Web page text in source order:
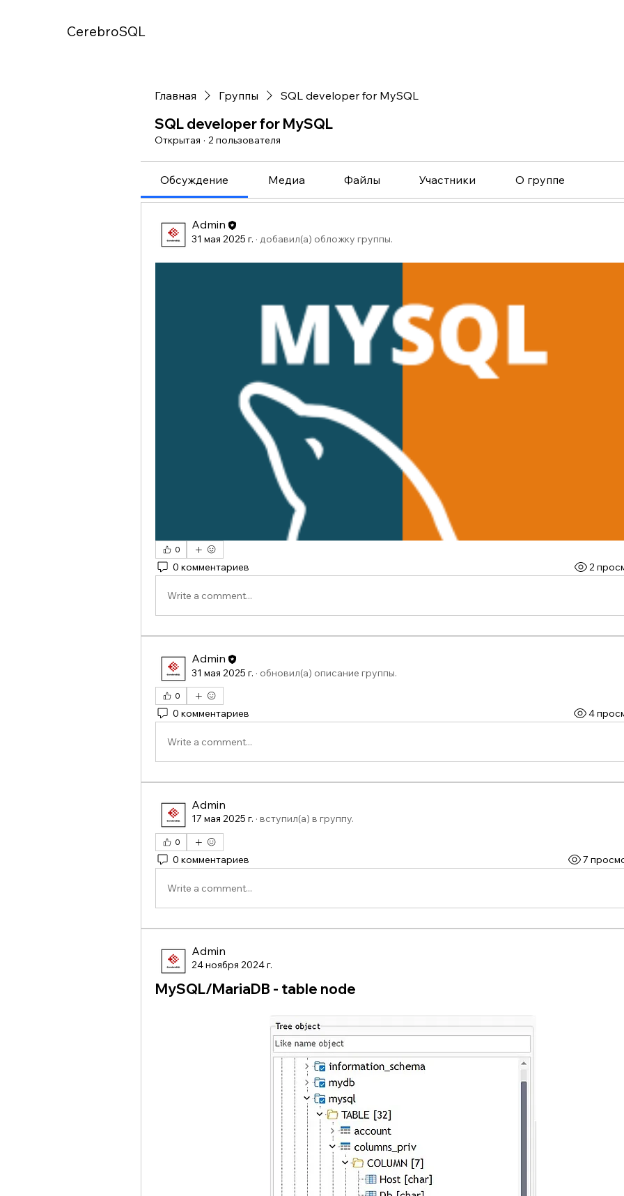
CerebroSQL
Главная Группы SQL developer for MySQL
SQL developer for MySQL
Открытая · 2 пользователя
Обсуждение Медиа Файлы Участники О группе
Admin
31 мая 2025 г. · добавил(а) обложку группы.
0
0 комментариев 2
Write a comment...
Admin
31 мая 2025 г. · обновил(а) описание группы.
0
0 комментариев 4
Write a comment...
Admin
17 мая 2025 г. · вступил(а) в группу.
0
0 комментариев 7
Write a comment...
Admin
24 ноября 2024 г.
MySQL/MariaDB - table node